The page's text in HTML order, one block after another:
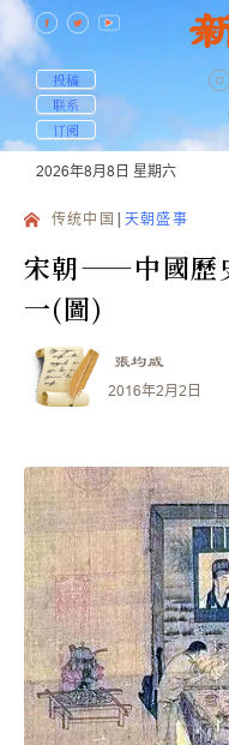
投稿
联系
订阅
2026年8月8日 星期六
传统中国 天朝盛事
宋朝——中國歷
一(圖)
張均威
2016年2月2日